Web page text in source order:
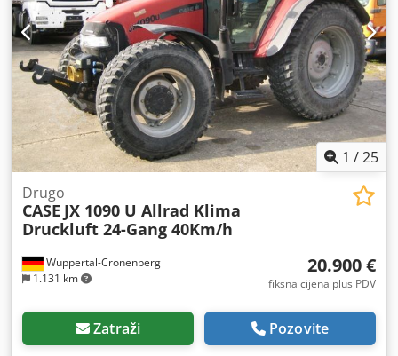
1 /25
Wuppertal-Cronenberg
1.131 km
Drugo
CASE JX 1090 U Allrad Klima
Druckluft 24-Gang 40Km/h
20.900 €
fiksna cijena plus PDV
Zatraži Pozovite